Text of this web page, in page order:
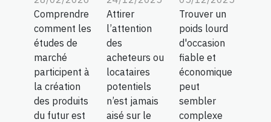
Comprendre
comment les
études de
marché
participent à
la création
des produits
du futur est
Attirer
l’attention
des
acheteurs ou
locataires
potentiels
n’est jamais
aisé sur le
Trouver un
poids lourd
d'occasion
fiable et
économique
peut
sembler
complexe